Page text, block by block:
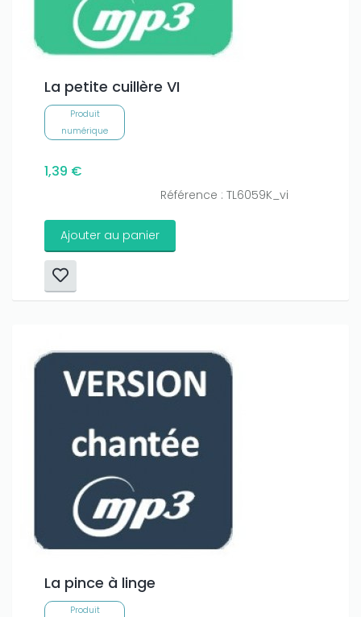
La petite cuillère VI
Produit
numérique
1,39 €
Référence : TL6059K_vi
Ajouter au panier
La pince à linge
Produit